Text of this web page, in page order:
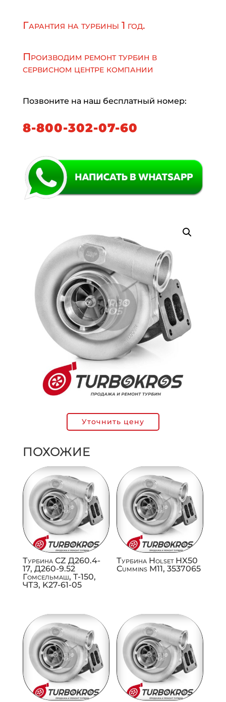
Гарантия на турбины 1 год.
Производим ремонт турбин в
сервисном центре компании
Позвоните на наш бесплатный номер:
8-800-302-07-60
Уточнить цену
ПОХОЖИЕ
Турбина CZ Д260.4-
17, Д260-9.52
Гомсельмаш, Т-150,
ЧТЗ, K27-61-05
Турбина Holset HX50
Cummins M11, 3537065